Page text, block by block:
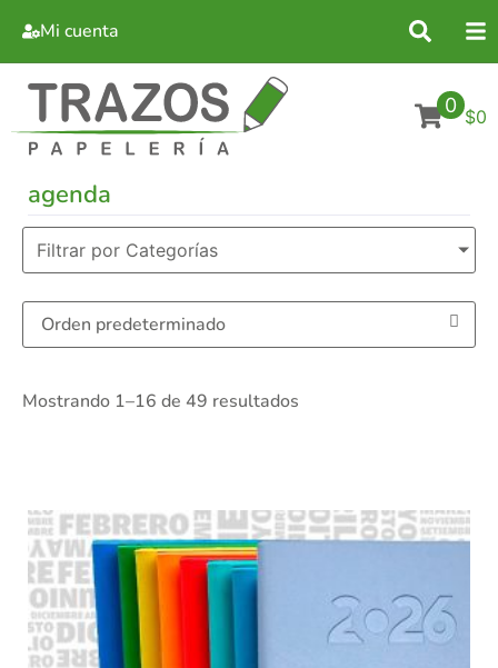
Mi cuenta
0 $0
agenda
Filtrar por Categorías
Mostrando 1–16 de 49 resultados